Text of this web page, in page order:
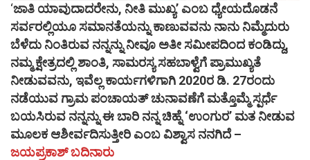
‘ಜಾತಿ ಯಾವುದಾದರೇನು, ನೀತಿ ಮುಖ್ಯ’ ಎಂಬ ಧ್ಯೇಯದೊಡನೆ
ಸರ್ವರಲ್ಲಿಯೂ ಸಮಾನತೆಯನ್ನು ಕಾಣುವವನು ನಾನು ನಿಮ್ಮೆದುರು
ಬೆಳೆದು ನಿಂತಿರುವ ನನ್ನನ್ನು ನೀವೂ ಅತೀ ಸಮೀಪದಿಂದ ಕಂಡಿದ್ದು,
ನಮ್ಮ ಕ್ಷೇತ್ರದಲ್ಲಿ ಶಾಂತಿ, ಸಾಮರಸ್ಯ ಸಹಬಾಳ್ವೆಗೆ ಪ್ರಾಮುಖ್ಯತೆ
ನೀಡುವವನು, ಇವೆಲ್ಲ ಕಾರ್ಯಗಳಿಗಾಗಿ 2020ರ ಡಿ. 27ರಂದು
ನಡೆಯುವ ಗ್ರಾಮ ಪಂಚಾಯತ್ ಚುನಾವಣೆಗೆ ಮತ್ತೊಮ್ಮೆ ಸ್ಪರ್ಧೆ
ಬಯಸಿರುವ ನನ್ನನ್ನು ಈ ಬಾರಿ ನನ್ನ ಚಿಹ್ನೆ ‘ಉಂಗುರ’ ಮತ ನೀಡುವ
ಮೂಲಕ ಆಶೀರ್ವದಿಸುತ್ತೀರಿ ಎಂಬ ವಿಶ್ವಾಸ ನನಗಿದೆ –
ಜಯಪ್ರಕಾಶ್ ಬದಿನಾರು